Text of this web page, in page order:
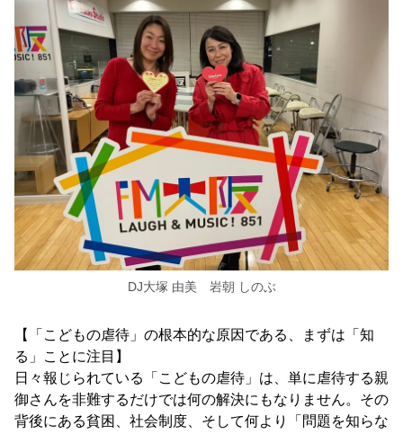
DJ大塚 由美 岩朝 しのぶ
【「こどもの虐待」の根本的な原因である、まずは「知
る」ことに注目】
日々報じられている「こどもの虐待」は、単に虐待する親
御さんを非難するだけでは何の解決にもなりません。その
背後にある貧困、社会制度、そして何より「問題を知らな